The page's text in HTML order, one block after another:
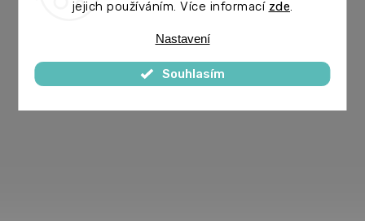
jejich používáním. Více informací zde
Nastavení
Souhlasím